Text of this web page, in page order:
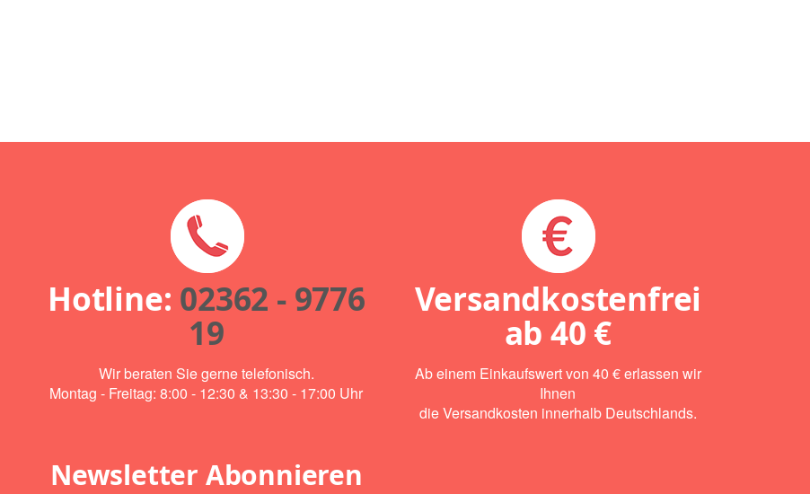
Hotline: 02362 - 9776
19
Wir beraten Sie gerne telefonisch.
Montag - Freitag: 8:00 - 12:30 & 13:30 - 17:00 Uhr
Versandkostenfrei
ab 40 €
Ab einem Einkaufswert von 40 € erlassen wir
Ihnen
die Versandkosten innerhalb Deutschlands.
Newsletter Abonnieren